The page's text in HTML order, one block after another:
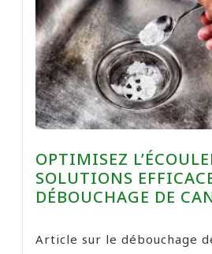
OPTIMISEZ
SOLUTIONS
DÉBOUCHAGE DE
Article sur le débouchage